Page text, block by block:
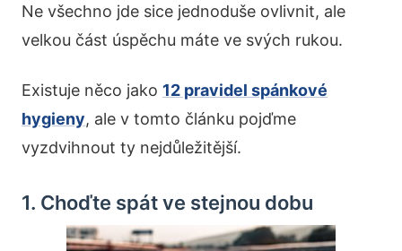
Ne všechno jde sice jednoduše ovlivnit, ale
velkou část úspěchu máte ve svých rukou.
Existuje něco jako 12 pravidel spánkové
hygieny, ale v tomto článku pojďme
vyzdvihnout ty nejdůležitější.
1. Choďte spát ve stejnou dobu